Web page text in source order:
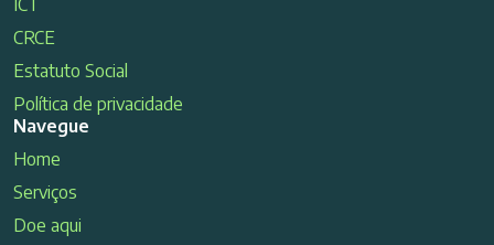
CRCE
Estatuto Social
Política de privacidade
Navegue
Home
Serviços
Doe aqui